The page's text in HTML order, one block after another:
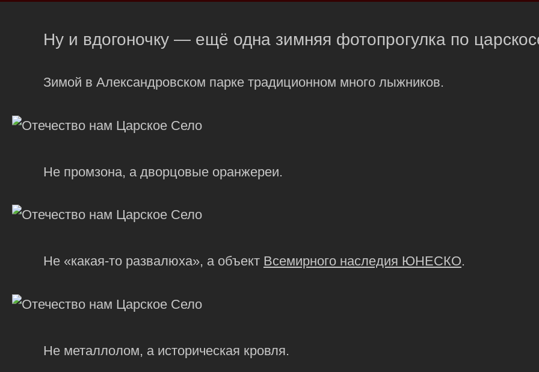
Ну и вдогоночку — ещё одна зимняя фотопрогулка по
Зимой в Александровском парке традиционном много лыжников.
Не промзона, а дворцовые оранжереи.
Не «какая-то развалюха», а объект Всемирного наследия ЮНЕСКО.
Не металлолом, а историческая кровля.